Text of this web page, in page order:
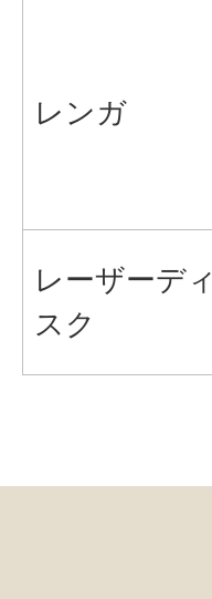
レンガ
レーザーディ
スク